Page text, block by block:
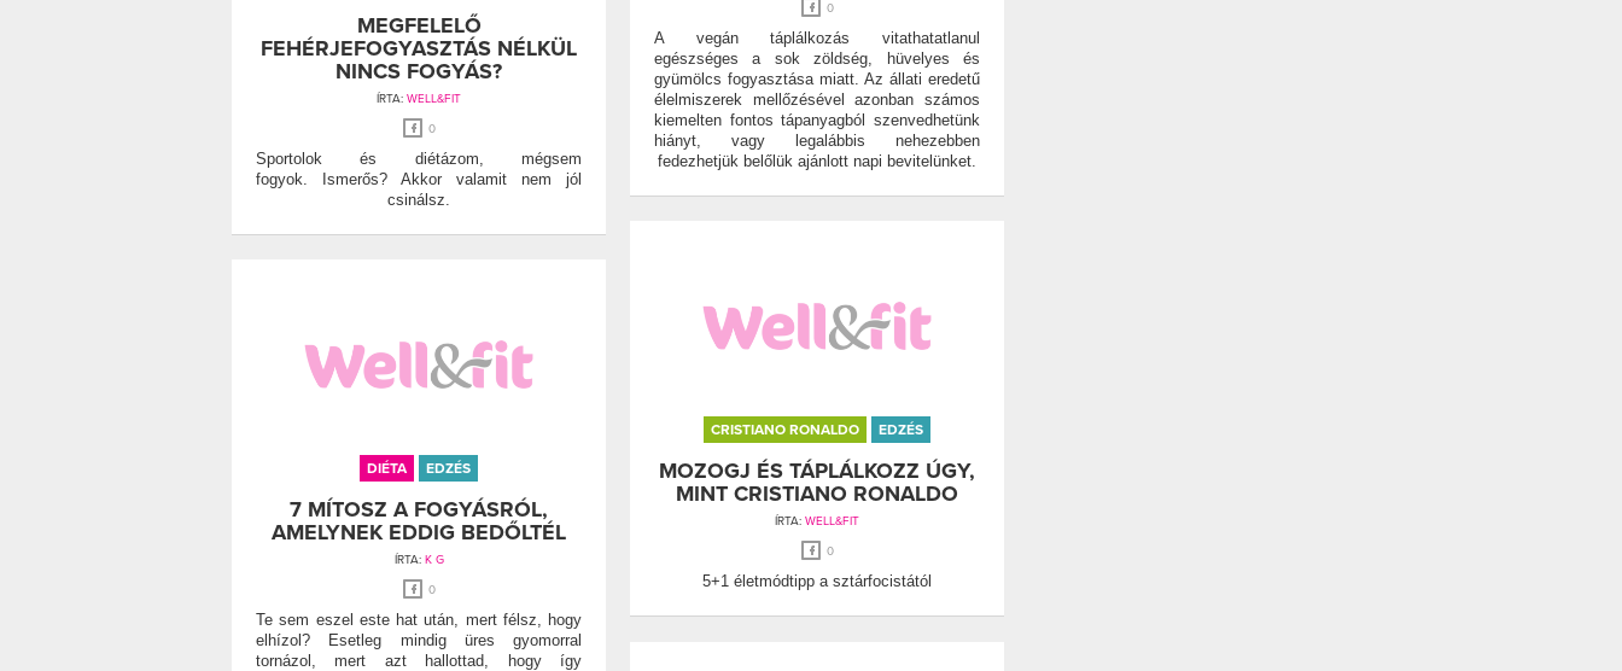
0
A vegán táplálkozás vitathatatlanul
egészséges a sok zöldség, hüvelyes és
gyümölcs fogyasztása miatt. Az állati eredetű
élelmiszerek mellőzésével azonban számos
kiemelten fontos tápanyagból szenvedhetünk
hiányt, vagy legalábbis nehezebben
fedezhetjük belőlük ajánlott napi bevitelünket.
MEGFELELŐ
FEHÉRJEFOGYASZTÁS NÉLKÜL
NINCS FOGYÁS?
ÍRTA: WELL&FIT
0
Sportolok és diétázom, mégsem
fogyok. Ismerős? Akkor valamit nem jól
csinálsz.
CRISTIANO RONALDO EDZÉS
MOZOGJ ÉS TÁPLÁLKOZZ ÚGY,
MINT CRISTIANO RONALDO
ÍRTA: WELL&FIT
0
5+1 életmódtipp a sztárfocistától
DIÉTA EDZÉS
7 MÍTOSZ A FOGYÁSRÓL,
AMELYNEK EDDIG BEDŐLTÉL
ÍRTA: K G
0
Te sem eszel este hat után, mert félsz, hogy
elhízol? Esetleg mindig üres gyomorral
tornázol, mert azt hallottad, hogy így